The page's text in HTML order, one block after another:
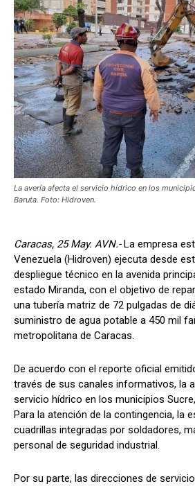
La avería afecta el servicio hídrico en los
Baruta. Foto: Hidroven.
Caracas, 25 May. AVN.-La empresa
Venezuela (Hidroven) ejecuta desde
despliegue técnico en la avenida
estado Miranda, con el objetivo de
una tubería matriz de 72 pulgadas de
suministro de agua potable a 450 mil
metropolitana de Caracas.
De acuerdo con el reporte oficial
través de sus canales informativos, la
servicio hídrico en los municipios
Para la atención de la contingencia, la
cuadrillas integradas por soldadores,
personal de seguridad industrial.
Por su parte, las direcciones de